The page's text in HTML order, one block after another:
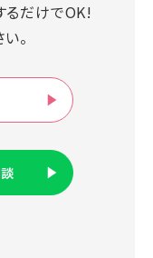
るだけでOK!
。